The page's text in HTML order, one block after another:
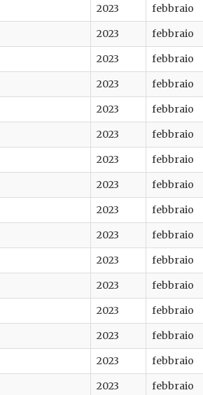
2023 febbraio
2023 febbraio
2023 febbraio
2023 febbraio
2023 febbraio
2023 febbraio
2023 febbraio
2023 febbraio
2023 febbraio
2023 febbraio
2023 febbraio
2023 febbraio
2023 febbraio
2023 febbraio
2023 febbraio
2023 febbraio